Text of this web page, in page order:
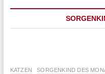
KATZEN SORGENKIND DES